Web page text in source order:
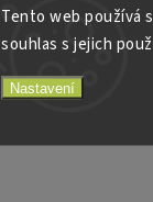
Tento web používá
souhlas s jejich
Nastavení